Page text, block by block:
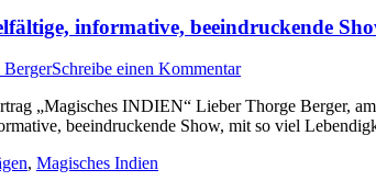
informative, beeindruckende
BergerSchreibe einen Kommentar
„Magisches INDIEN“ Lieber Thorge Berger,
beeindruckende Show, mit so viel
, Magisches Indien